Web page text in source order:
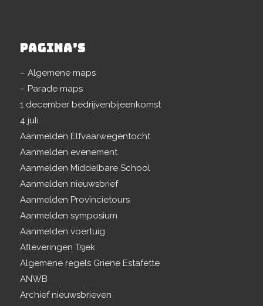
PAGINA’S
– Algemene maps
– Parade maps
1 december bedrijvenbijeenkomst
4 juli
Aanmelden Elfvaarwegentocht
Aanmelden evenement
Aanmelden Middelbare School
Aanmelden nieuwsbrief
Aanmelden Provincietours
Aanmelden symposium
Aanmelden voertuig
Afleveringen Tsjek
Algemene regels Griene Estafette
ANWB
Archief nieuwsbrieven